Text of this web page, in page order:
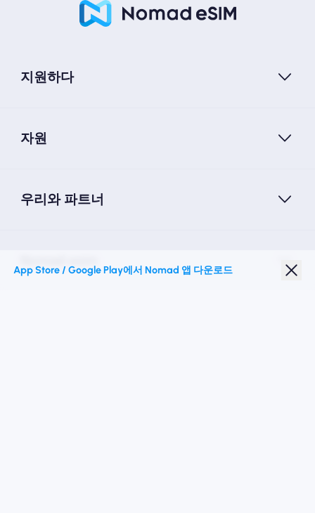
지원하다
자원
우리와 파트너
App Store / Google Play에서 Nomad 앱 다운로드